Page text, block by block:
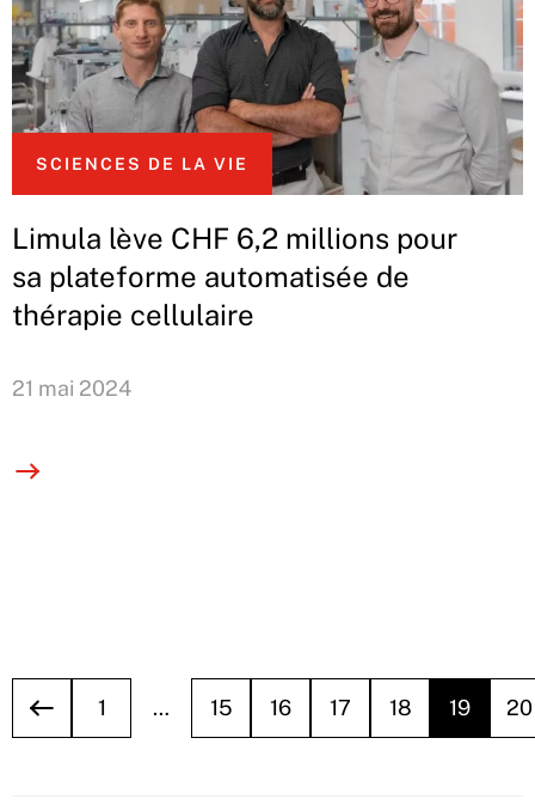
SCIENCES DE LA VIE
Limula lève CHF 6,2 millions pour
sa plateforme automatisée de
thérapie cellulaire
21 mai 2024
1 … 15 16 17 18 19 20